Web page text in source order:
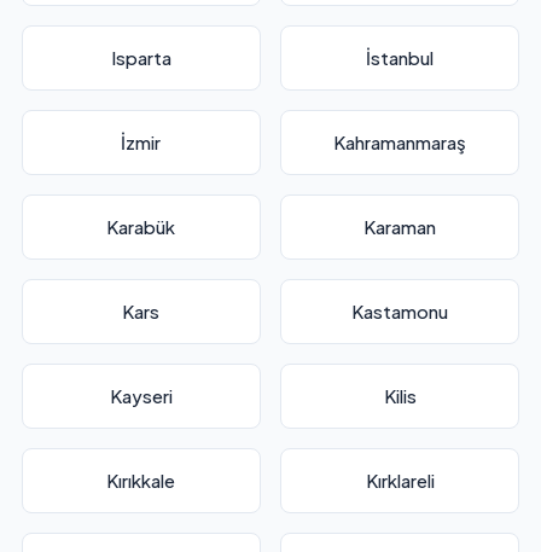
Isparta İstanbul
İzmir Kahramanmaraş
Karabük Karaman
Kars Kastamonu
Kayseri Kilis
Kırıkkale Kırklareli